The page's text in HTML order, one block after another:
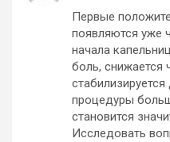
Первые
появляются уже
начала
боль, снижается
процедуры
становится
Исследовать